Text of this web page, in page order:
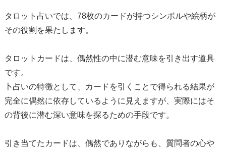
タロット占いでは、78枚のカードが持つシンボルや絵柄が
その役割を果たします。
タロットカードは、偶然性の中に潜む意味を引き出す道具
です。
卜占いの特徴として、カードを引くことで得られる結果が
完全に偶然に依存しているように見えますが、実際にはそ
の背後に潜む深い意味を探るための手段です。
引き当てたカードは、偶然でありながらも、質問者の心や